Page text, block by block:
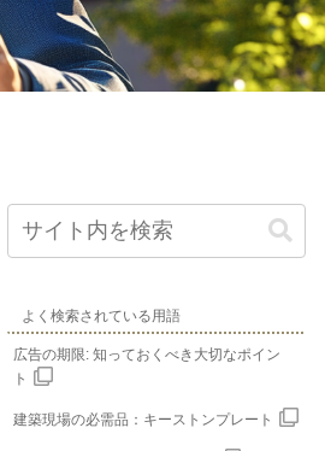
よく検索されている用語
広告の期限: 知っておくべき大切なポイン
ト
建築現場の必需品：キーストンプレート